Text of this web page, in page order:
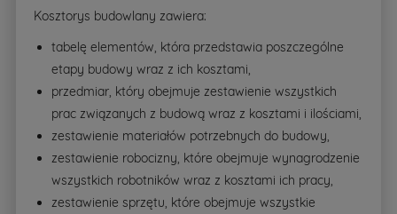
Kosztorys budowlany zawiera:
tabelę elementów, która przedstawia poszczególne
etapy budowy wraz z ich kosztami,
przedmiar, który obejmuje zestawienie wszystkich
prac związanych z budową wraz z kosztami i ilościami,
zestawienie materiałów potrzebnych do budowy,
zestawienie robocizny, które obejmuje wynagrodzenie
wszystkich robotników wraz z kosztami ich pracy,
zestawienie sprzętu, które obejmuje wszystkie